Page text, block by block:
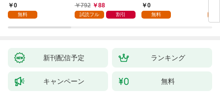
1 0
無料
792
88
試読フル 割引
0
無料
新刊配信予定 ランキング
キャンペーン 無料